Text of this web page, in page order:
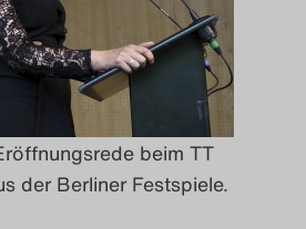
beim TT
der Berliner Festspiele.